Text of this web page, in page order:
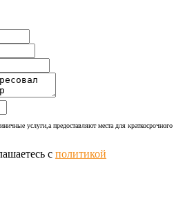
услуги,а предоставляют места для краткосрочного
с политикой